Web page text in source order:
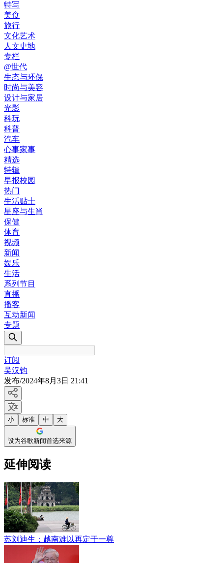
特写
美食
旅行
文化艺术
人文史地
专栏
@世代
生态与环保
时尚与美容
设计与家居
光影
科玩
科普
汽车
心事家事
精选
特辑
早报校园
热门
生活贴士
星座与生肖
保健
体育
视频
新闻
娱乐
生活
系列节目
直播
播客
互动新闻
专题
订阅
吴汉钧
发布/2024年8月3日 21:41
小 标准 中 大
设为谷歌新闻首选来源
延伸阅读
苏刘迪生：越南难以再定于一尊